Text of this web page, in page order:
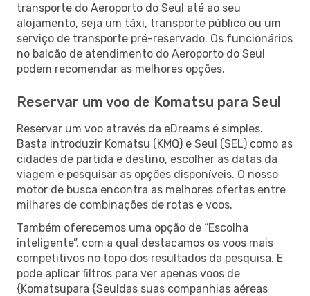
transporte do Aeroporto do Seul até ao seu
alojamento, seja um táxi, transporte público ou um
serviço de transporte pré-reservado. Os funcionários
no balcão de atendimento do Aeroporto do Seul
podem recomendar as melhores opções.
Reservar um voo de Komatsu para Seul
Reservar um voo através da eDreams é simples.
Basta introduzir Komatsu (KMQ) e Seul (SEL) como as
cidades de partida e destino, escolher as datas da
viagem e pesquisar as opções disponíveis. O nosso
motor de busca encontra as melhores ofertas entre
milhares de combinações de rotas e voos.
Também oferecemos uma opção de “Escolha
inteligente”, com a qual destacamos os voos mais
competitivos no topo dos resultados da pesquisa. E
pode aplicar filtros para ver apenas voos de
{Komatsupara {Seuldas suas companhias aéreas